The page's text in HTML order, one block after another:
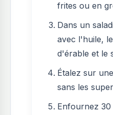
frites ou en
Dans un
avec l'huile,
d'érable et le
Étalez sur
sans les
Enfournez